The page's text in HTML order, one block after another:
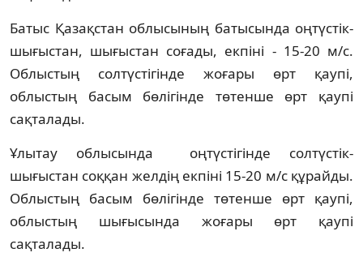
Батыс Қазақстан облысының батысында оңтүстік-
шығыстан, шығыстан соғады, екпіні - 15-20 м/с.
Облыстың солтүстігінде жоғары өрт қаупі,
облыстың басым бөлігінде төтенше өрт қаупі
сақталады.
Ұлытау облысында оңтүстігінде солтүстік-
шығыстан соққан желдің екпіні 15-20 м/с құрайды.
Облыстың басым бөлігінде төтенше өрт қаупі,
облыстың шығысында жоғары өрт қаупі
сақталады.